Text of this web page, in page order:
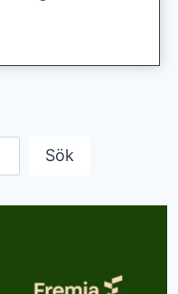
Sök